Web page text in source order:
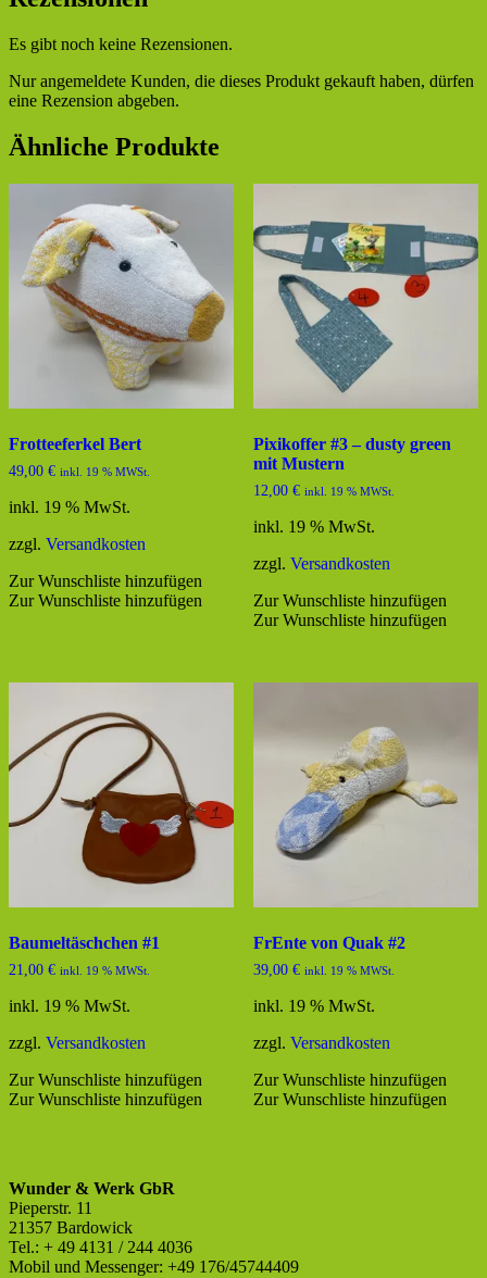
Es gibt noch keine Rezensionen.
Nur angemeldete Kunden, die dieses Produkt gekauft haben, dürfen
eine Rezension abgeben.
Ähnliche Produkte
Frotteeferkel Bert
49,00 € inkl. 19 % MWSt.
inkl. 19 % MwSt.
zzgl. Versandkosten
Zur Wunschliste hinzufügen
Zur Wunschliste hinzufügen
Pixikoffer #3 – dusty green
mit Mustern
12,00 € inkl. 19 % MWSt.
inkl. 19 % MwSt.
zzgl. Versandkosten
Zur Wunschliste hinzufügen
Zur Wunschliste hinzufügen
Baumeltäschchen #1
21,00 € inkl. 19 % MWSt.
inkl. 19 % MwSt.
zzgl. Versandkosten
Zur Wunschliste hinzufügen
Zur Wunschliste hinzufügen
FrEnte von Quak #2
39,00 € inkl. 19 % MWSt.
inkl. 19 % MwSt.
zzgl. Versandkosten
Zur Wunschliste hinzufügen
Zur Wunschliste hinzufügen
Wunder & Werk GbR
Pieperstr. 11
21357 Bardowick
Tel.: + 49 4131 / 244 4036
Mobil und Messenger: +49 176/45744409